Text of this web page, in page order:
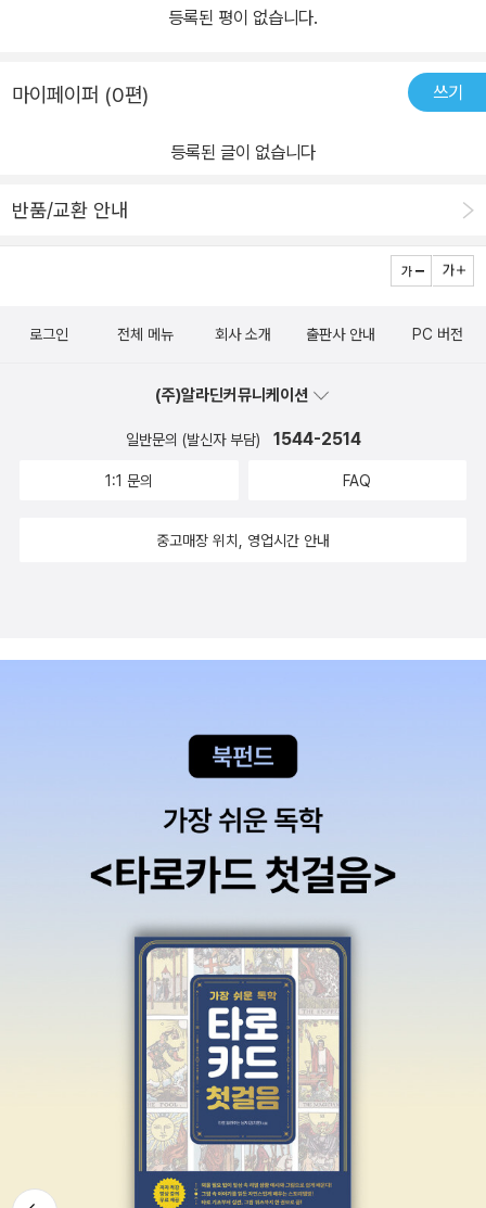
F문제를 풀어봄으로써 각 본문의 객관적이고 사실적인 내용을 익힐
함으로써 정확한 어휘 학습이 가능합니다. C. Insight & Understan
ding : 본문의 세부적인 내용에서부터 전체적인 내용까지 이해 여부
를 묻는 문제에서부터 학생들이 특히 어려워하는 본문을 통한 추론
ng : 수준별로 3문제, 4문제, 5문제로 문제 수를 차별화하였고, 질문
정리해서 쓸 수 있는 단계까지 난이도를 달리하여 수록하였습니다.
이를 통해 리딩뿐 아니라 라이팅 실력도 향상시킬 수 있습니다. E. S
ummary : 3가지 유형(main idea 쓰기, summary 이어 완성하기,
서 본문을 요약해 볼 수 있습니다. 원어민의 모범 답안을 통해 지문을
읽고 자신의 표현으로 재구성해내는 방법을 배울 수 있는 유용한 코
여 주요 학습이 끝난 후 본문에서 다룬 중요한 문법과 혼동하기 쉬운
록 돕습니다. 뿐만 아니라 홈페이지에서 MP3파일로 다운로드 받아
고 유용할 수 있는 장점을 두루 갖추도록 노력하였습니다. 단순히 해
석과 정답을 제공하는 것이 아니라, 추가 단어와 구문을 학습할 수 있
고 문제에 대한 자세한 해설을 제공합니다. 또한 SB 내용을 함께 수
록함으로써 SB와 TG를 번갈아 확인해야 하는 수고로움에서 벗어나
해설서만으로도 충분한 학습평가가 가능하도록 배려하였습니다. 1.
한글 해석과 정답 제공 Student Book에서 제공하는 모든 부분들에
대한 한글 번역과 정답을 제공하였습니다. 학생들이 문법이나 문장
구조를 잘 파악할 수 있도록 본문을 대조해 가면서 읽는 데 도움이 됩
었던 본문 속 단어들을 추가단어 코너를 통해 익힐 수 있도록 하였고,
본문 속 주요 구문에 대한 해설을 달아 선생님이나 자가 학습자들의
편의를 돕습니다. 장문독해의 장애요소로 작용하는 간단한 문법적 설
명도 추가하여 문장 속에서 Grammar를 파악할 수 있도록 구성하였
있는 해설들을 친절하게 설명해 두었을 뿐만 아니라 문제들 속에 포
함된 새로운 단어들도 익힐 수 있도록 어휘 뜻을 달아 주었습니다. 4.
등록된 평이 없습니다.
마이페이퍼 (0편) 쓰기
등록된 글이 없습니다
반품/교환 안내
뒤로가
로그인 전체 메뉴 회사 소개 출판사 안내 PC 버전
(주)알라딘커뮤니케이션
일반문의 (발신자 부담) 1544-2514
1:1 문의 FAQ
중고매장 위치, 영업시간 안내